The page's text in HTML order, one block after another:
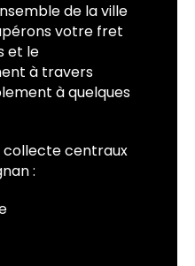
de la ville
votre fret
et le
à travers
à quelques
collecte centraux
: